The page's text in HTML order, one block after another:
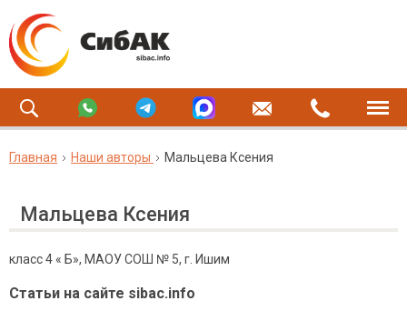
Главная Наши авторы Мальцева Ксения
Мальцева Ксения
класс 4 « Б», МАОУ СОШ № 5, г. Ишим
Статьи на сайте sibac.info